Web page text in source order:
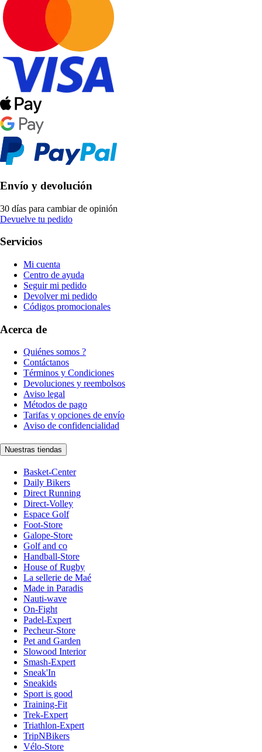
Envío y devolución
30 días para cambiar de opinión
Devuelve tu pedido
Servicios
Mi cuenta
Centro de ayuda
Seguir mi pedido
Devolver mi pedido
Códigos promocionales
Acerca de
Quiénes somos ?
Contáctanos
Términos y Condiciones
Devoluciones y reembolsos
Aviso legal
Métodos de pago
Tarifas y opciones de envío
Aviso de confidencialidad
Nuestras tiendas
Basket-Center
Daily Bikers
Direct Running
Direct-Volley
Espace Golf
Foot-Store
Galope-Store
Golf and co
Handball-Store
House of Rugby
La sellerie de Maé
Made in Paradis
Nauti-wave
On-Fight
Padel-Expert
Pecheur-Store
Pet and Garden
Slowood Interior
Smash-Expert
Sneak'In
Sneakids
Sport is good
Training-Fit
Trek-Expert
Triathlon-Expert
TripNBikers
Vélo-Store